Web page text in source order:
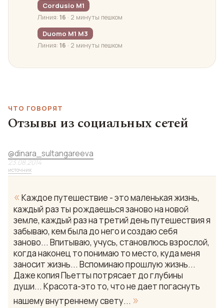
Cordusio M1
Линия: 16 · 2 минуты пешком
Duomo M1 M3
Линия: 16 · 2 минуты пешком
ЧТО ГОВОРЯТ
Отзывы из социальных сетей
@dinara_sultangareeva
23.08.2014
источник
« Каждое путешествие - это маленькая жизнь,
каждый раз ты рождаешься заново на новой
земле, каждый раз на третий день путешествия я
забываю, кем была до него и создаю себя
заново... Впитываю, учусь, становлюсь взрослой,
когда наконец то понимаю то место, куда меня
заносит жизнь... Вспоминаю прошлую жизнь...
Даже копия Пьетты потрясает до глубины
души... Красота-это то, что не дает погаснуть
нашему внутреннему свету... »